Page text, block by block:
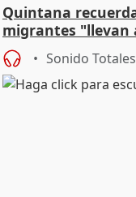
Quintana
migrantes "llevan
central
Sonido Totales